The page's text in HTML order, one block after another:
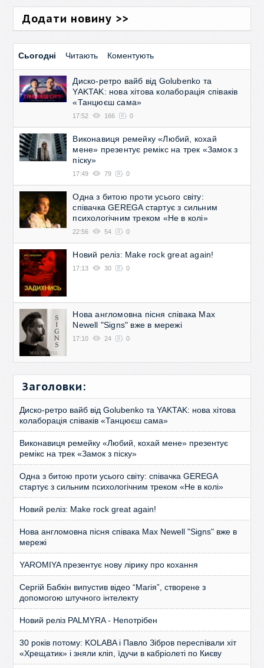
тебе"... Ритм міста, оголені
Додати новину >>
Сьогодні Читають Коментують
Диско-ретро вайб від Golubenko та
YAKTAK: нова хітова колаборація співаків
«Танцюєш сама»
17:52 166 0
Виконавиця ремейку «Любий, кохай
мене» презентує ремікс на трек «Замок з
піску»
17:49 79 0
Одна з битою проти усього світу:
співачка GEREGA стартує з сильним
психологічним треком «Не в колі»
22:56 54 0
Новий реліз: Make rock great again!
17:13 30 0
Нова англомовна пісня співака Max
Newell "Signs" вже в мережі
17:10 24 0
Заголовки:
Диско-ретро вайб від Golubenko та YAKTAK: нова хітова
колаборація співаків «Танцюєш сама»
Виконавиця ремейку «Любий, кохай мене» презентує
ремікс на трек «Замок з піску»
Одна з битою проти усього світу: співачка GEREGA
стартує з сильним психологічним треком «Не в колі»
Новий реліз: Make rock great again!
Нова англомовна пісня співака Max Newell "Signs" вже в
мережі
YAROMIYA презентує нову лірику про кохання
Сергій Бабкін випустив відео “Магія”, створене з
допомогою штучного інтелекту
Новий реліз PALMYRA - Непотрібен
30 років потому: KOLABA і Павло Зібров переспівали хіт
«Хрещатик» і зняли кліп, їдучи в кабріолеті по Києву